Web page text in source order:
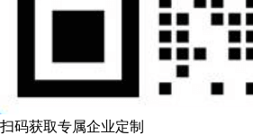
扫码获取专属企业定制